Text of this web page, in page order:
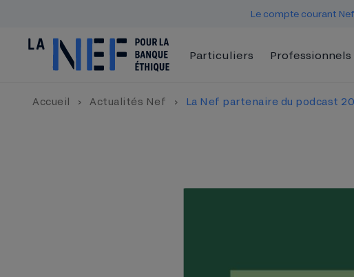
Le compte courant
Particuliers Professionnels
Accueil › Actualités Nef › La Nef partenaire du podcast